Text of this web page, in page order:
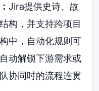
Jira提供史诗、故
构，并支持跨项目
中，自动化规则可
动解锁下游需求或
协同时的流程连贯